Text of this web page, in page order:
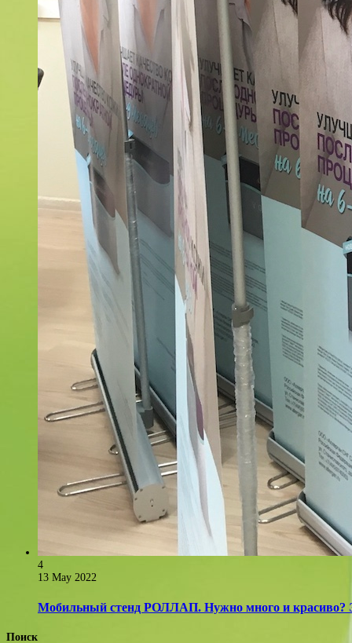
4
13 May 2022
Мобильный стенд РОЛЛАП. Нужно много и красиво?
Поиск